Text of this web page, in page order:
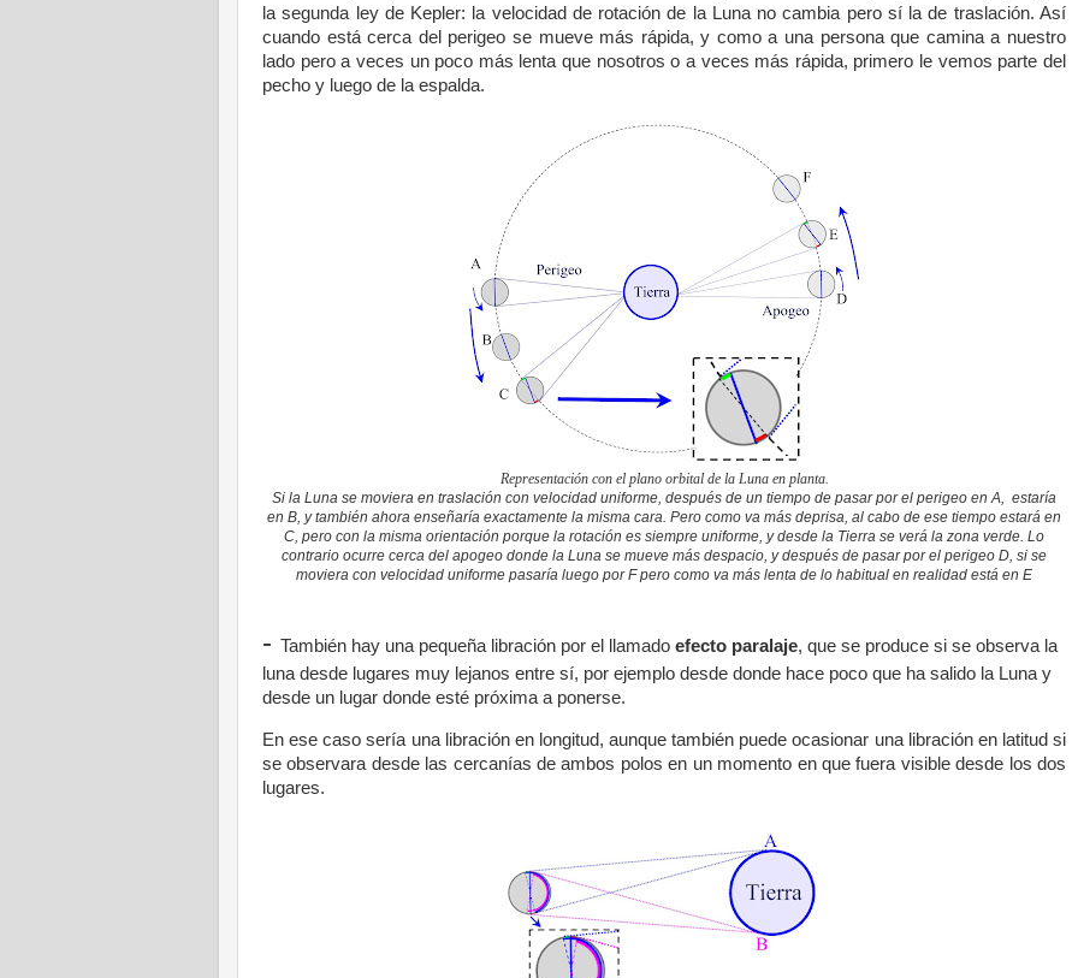
la segunda ley de Kepler: la velocidad de rotación de la Luna no cambia pero sí la de traslación. Así
cuando está cerca del perigeo se mueve más rápida, y como a una persona que camina a nuestro
lado pero a veces un poco más lenta que nosotros o a veces más rápida, primero le vemos parte del
pecho y luego de la espalda.
Representación con el plano orbital de la Luna en planta.
Si la Luna se moviera en traslación con velocidad uniforme, después de un tiempo de pasar por el perigeo en A, estaría
en B, y también ahora enseñaría exactamente la misma cara. Pero como va más deprisa, al cabo de ese tiempo estará en
C, pero con la misma orientación porque la rotación es siempre uniforme, y desde la Tierra se verá la zona verde. Lo
contrario ocurre cerca del apogeo donde la Luna se mueve más despacio, y después de pasar por el perigeo D, si se
moviera con velocidad uniforme pasaría luego por F pero como va más lenta de lo habitual en realidad está en E
- También hay una pequeña libración por el llamado efecto paralaje, que se produce si se observa la
luna desde lugares muy lejanos entre sí, por ejemplo desde donde hace poco que ha salido la Luna y
desde un lugar donde esté próxima a ponerse.
En ese caso sería una libración en longitud, aunque también puede ocasionar una libración en latitud si
se observara desde las cercanías de ambos polos en un momento en que fuera visible desde los dos
lugares.